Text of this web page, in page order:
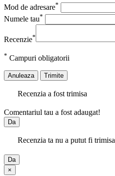
Mod de adresare*
Numele tau*
Recenzie*
* Campuri obligatorii
Anuleaza Trimite
Recenzia a fost trimisa
Comentariul tau a fost adaugat!
Da
Recenzia ta nu a putut fi trimisa
Da
×